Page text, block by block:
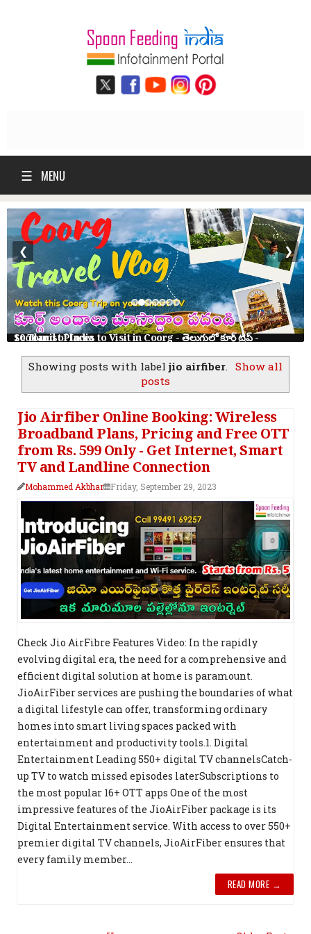
☰ MENU
10 Tourist Places to Visit in Coorg - తెలుగులో కూర్గ్ ట్రిప్ - Scotland of India
❮ ❯
Showing posts with labeljio airfiber. Show all
posts
Jio Airfiber Online Booking: Wireless
Broadband Plans, Pricing and Free OTT
from Rs. 599 Only - Get Internet, Smart
TV and Landline Connection
Mohammed Akbhar Friday, September 29, 2023
Check Jio AirFibre Features Video: In the rapidly
evolving digital era, the need for a comprehensive and
efficient digital solution at home is paramount.
JioAirFiber services are pushing the boundaries of what
a digital lifestyle can offer, transforming ordinary
homes into smart living spaces packed with
entertainment and productivity tools.1. Digital
Entertainment Leading 550+ digital TV channelsCatch-
up TV to watch missed episodes laterSubscriptions to
the most popular 16+ OTT apps One of the most
impressive features of the JioAirFiber package is its
Digital Entertainment service. With access to over 550+
premier digital TV channels, JioAirFiber ensures that
every family member...
READ MORE →